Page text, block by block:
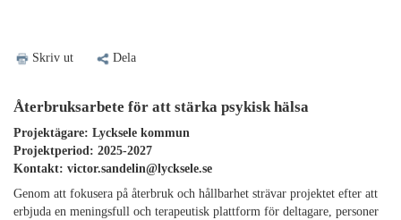
Skriv ut Dela
Återbruksarbete för att stärka psykisk hälsa
Projektägare: Lycksele kommun
Projektperiod : 2025-2027
Kontakt: victor.sandelin@lycksele.se
Genom att fokusera på återbruk och hållbarhet strävar projektet efter att
erbjuda en meningsfull och terapeutisk plattform för deltagare, personer